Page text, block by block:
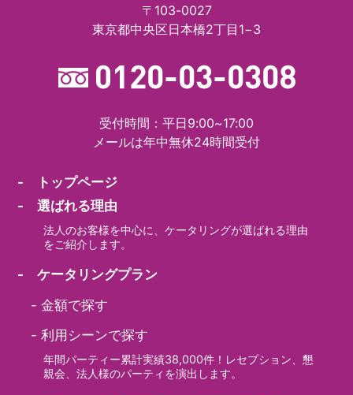
〒103-0027
東京都中央区日本橋2丁目1−3
受付時間：平日9:00~17:00
メールは年中無休24時間受付
- トップページ
- 選ばれる理由
法人のお客様を中心に、ケータリングが選ばれる理由
をご紹介します。
- ケータリングプラン
-金額で探す
-利用シーンで探す
年間パーティー累計実績38,000件！レセプション、懇
親会、法人様のパーティを演出します。